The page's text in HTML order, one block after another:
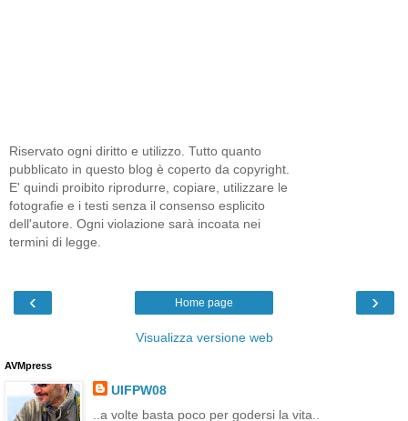
Riservato ogni diritto e utilizzo. Tutto quanto
pubblicato in questo blog è coperto da copyright.
E' quindi proibito riprodurre, copiare, utilizzare le
fotografie e i testi senza il consenso esplicito
dell'autore. Ogni violazione sarà incoata nei
termini di legge.
‹ ›
Home page
Visualizza versione web
AVMpress
UIFPW08
..a volte basta poco per godersi la vita..